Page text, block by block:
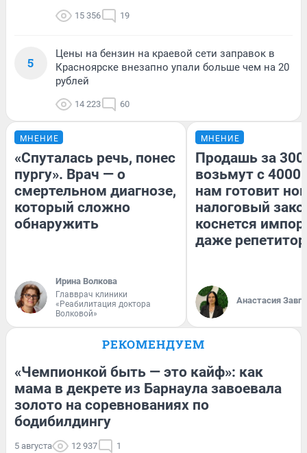
15 356 19
5
Цены на бензин на краевой сети заправок в
Красноярске внезапно упали больше чем на 20
рублей
14 223 60
МНЕНИЕ
«Спуталась речь, понес
пургу». Врач — о
смертельном диагнозе,
который сложно
обнаружить
Ирина Волкова
Главврач клиники
«Реабилитация доктора
Волковой»
МНЕНИЕ
Продашь за
возьмут с
нам готовит
налоговый
коснется
даже
Анастасия
РЕКОМЕНДУЕМ
«Чемпионкой быть — это кайф»: как
мама в декрете из Барнаула завоевала
золото на соревнованиях по
бодибилдингу
5 августа 12 937 1